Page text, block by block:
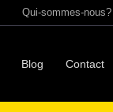
Qui-sommes-nous?
Blog Contact